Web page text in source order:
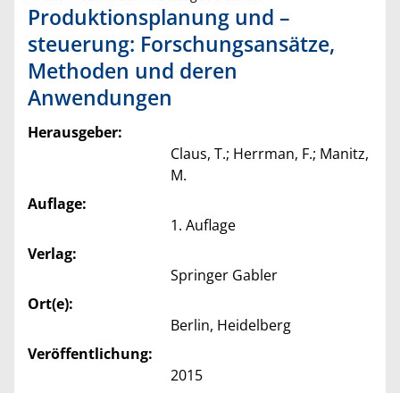
Produktionsplanung und –
steuerung: Forschungsansätze,
Methoden und deren
Anwendungen
Herausgeber:
Claus, T.; Herrman, F.; Manitz,
M.
Auflage:
1. Auflage
Verlag:
Springer Gabler
Ort(e):
Berlin, Heidelberg
Veröffentlichung:
2015